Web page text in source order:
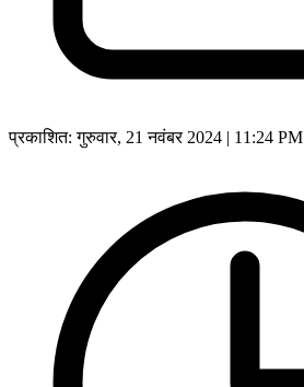
प्रकाशित:गुरुवार, 21 नवंबर 2024 | 11:24 PM